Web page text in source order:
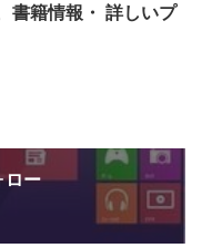
書籍情報・ 詳しいプ
ロー